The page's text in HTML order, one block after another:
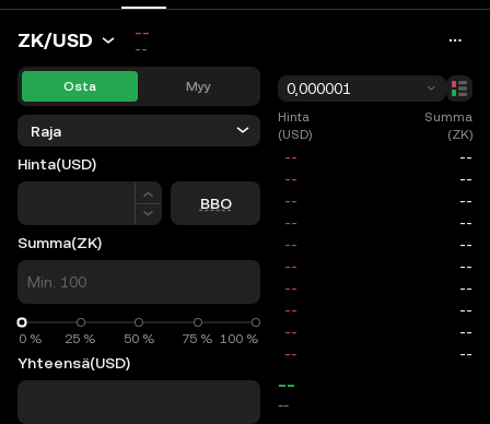
ZK/USD --
--
Osta Myy
Raja
Hinta(USD)
Hinta
BBO
Summa(ZK)
0 % 25 % 50 % 75 % 100 %
0 %
Yhteensä(USD)
0,000001
Hinta
(USD)
Summa
(ZK)
--
--